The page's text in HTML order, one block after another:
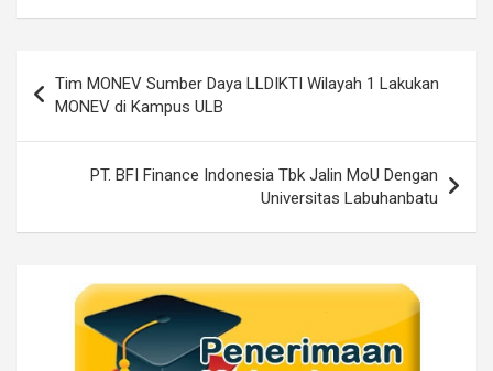
navigation
Tim MONEV Sumber Daya LLDIKTI Wilayah 1 Lakukan
MONEV di Kampus ULB
PT. BFI Finance Indonesia Tbk Jalin MoU Dengan
Universitas Labuhanbatu